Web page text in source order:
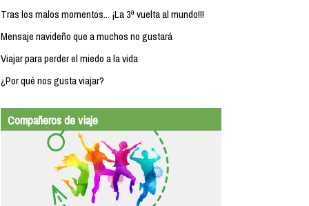
Tras los malos momentos... ¡La 3ª vuelta al mundo!!!
Mensaje navideño que a muchos no gustará
Viajar para perder el miedo a la vida
¿Por qué nos gusta viajar?
Compañeros de viaje